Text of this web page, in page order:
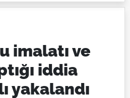
imalatı ve
iddia
yakalandı